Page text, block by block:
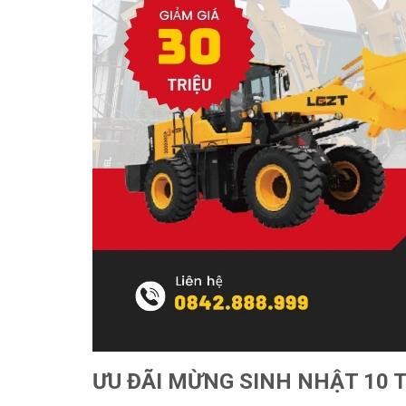
ƯU ĐÃI MỪNG SINH NHẬT 10